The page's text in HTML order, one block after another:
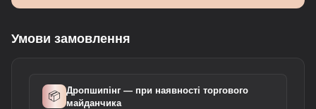
Умови замовлення
📦 Дропшипінг — при наявності торгового
майданчика